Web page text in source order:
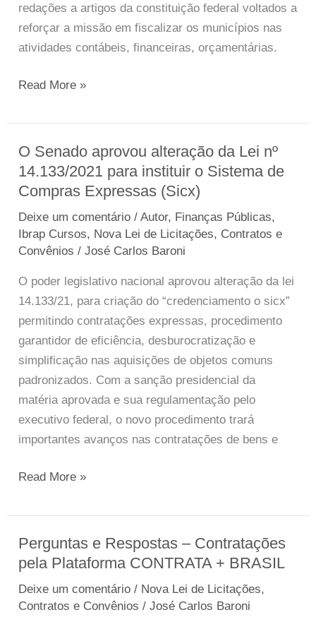
redações a artigos da constituição federal voltados a
reforçar a missão em fiscalizar os municípios nas
atividades contábeis, financeiras, orçamentárias.
e
conselhos
de
atuação
frente
aos
municípios
brasileiros.
Read More »
O Senado aprovou alteração da Lei nº
14.133/2021 para instituir o Sistema de
Compras Expressas (Sicx)
Deixe um comentário /Autor, Finanças Públicas,
Ibrap Cursos, Nova Lei de Licitações, Contratos e
Convênios /José Carlos Baroni
O poder legislativo nacional aprovou alteração da lei
14.133/21, para criação do “credenciamento o sicx”
permitindo contratações expressas, procedimento
garantidor de eficiência, desburocratização e
simplificação nas aquisições de objetos comuns
padronizados. Com a sanção presidencial da
matéria aprovada e sua regulamentação pelo
executivo federal, o novo procedimento trará
importantes avanços nas contratações de bens e
O
Senado
aprovou
alteração
da
Lei
14.133/2021
para
instituir
o
Sistema
de
Compras
Expressas
(Sicx)
Read More »
Perguntas e Respostas – Contratações
pela Plataforma CONTRATA + BRASIL
Deixe um comentário / Nova Lei de Licitações,
Contratos e Convênios /José Carlos Baroni
Perguntas
e
Respostas
–